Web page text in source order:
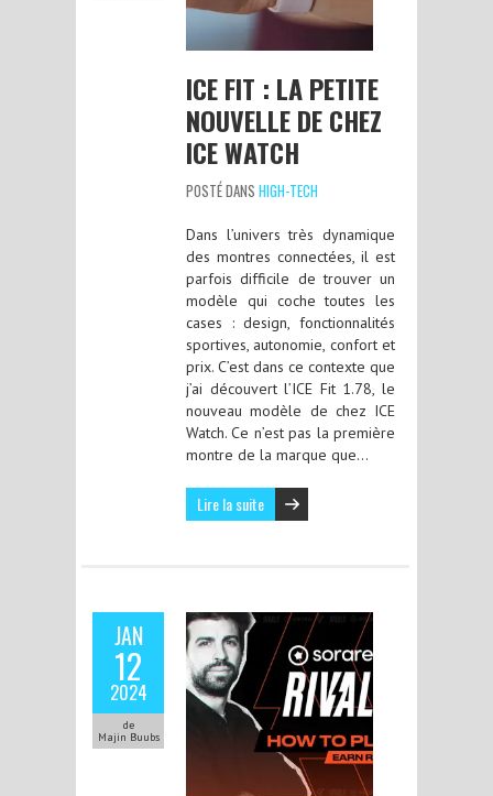
ICE FIT : LA PETITE
NOUVELLE DE CHEZ
ICE WATCH
POSTÉ DANS HIGH-TECH
Dans l’univers très dynamique
des montres connectées, il est
parfois difficile de trouver un
modèle qui coche toutes les
cases : design, fonctionnalités
sportives, autonomie, confort et
prix. C’est dans ce contexte que
j’ai découvert l’ICE Fit 1.78, le
nouveau modèle de chez ICE
Watch. Ce n’est pas la première
montre de la marque que…
Lire la suite
JAN
12
2024
de
Majin Buubs